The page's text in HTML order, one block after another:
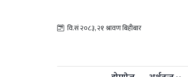
वि.सं २०८३, २१ श्रावण बिहीबार